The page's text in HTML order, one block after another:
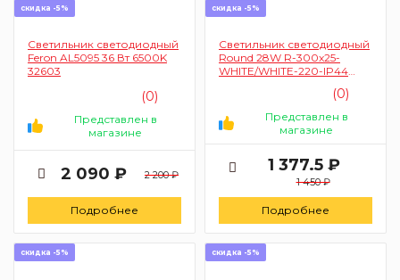
скидка -5%
Светильник светодиодный
Feron AL5095 36 Вт 6500K
32603
(0)
Представлен в
магазине
2 090 ₽ 2 200 ₽
Подробнее
скидка -5%
Светильник светодиодный
Round 28W R-300x25-
WHITE/WHITE-220-IP44
(0)
Представлен в
магазине
1 377.5 ₽
1 450 ₽
Подробнее
скидка -5% скидка -5%